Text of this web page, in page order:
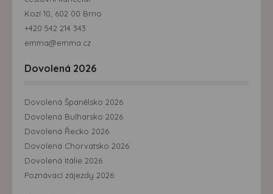
Kozí 10, 602 00 Brno
+420 542 214 343
emma@emma.cz
Dovolená 2026
Dovolená Španělsko 2026
Dovolená Bulharsko 2026
Dovolená Řecko 2026
Dovolená Chorvatsko 2026
Dovolená Itálie 2026
Poznávací zájezdy 2026